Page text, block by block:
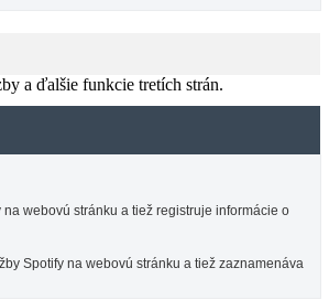
a ďalšie funkcie tretích strán.
webovú stránku a tiež registruje informácie o
Spotify na webovú stránku a tiež zaznamenáva